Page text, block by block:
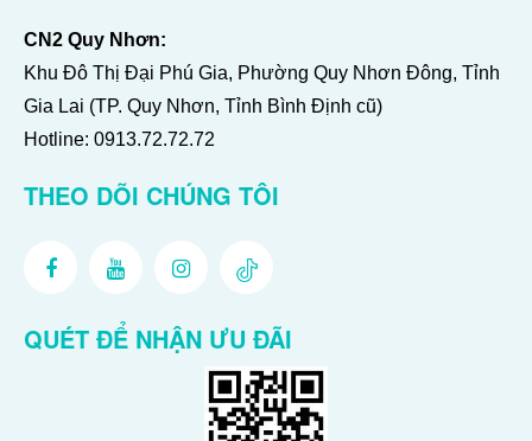
CN2 Quy Nhơn:
Khu Đô Thị Đại Phú Gia, Phường Quy Nhơn Đông, Tỉnh
Gia Lai (TP. Quy Nhơn, Tỉnh Bình Định cũ)
Hotline: 0913.72.72.72
THEO DÕI CHÚNG TÔI
QUÉT ĐỂ NHẬN ƯU ĐÃI